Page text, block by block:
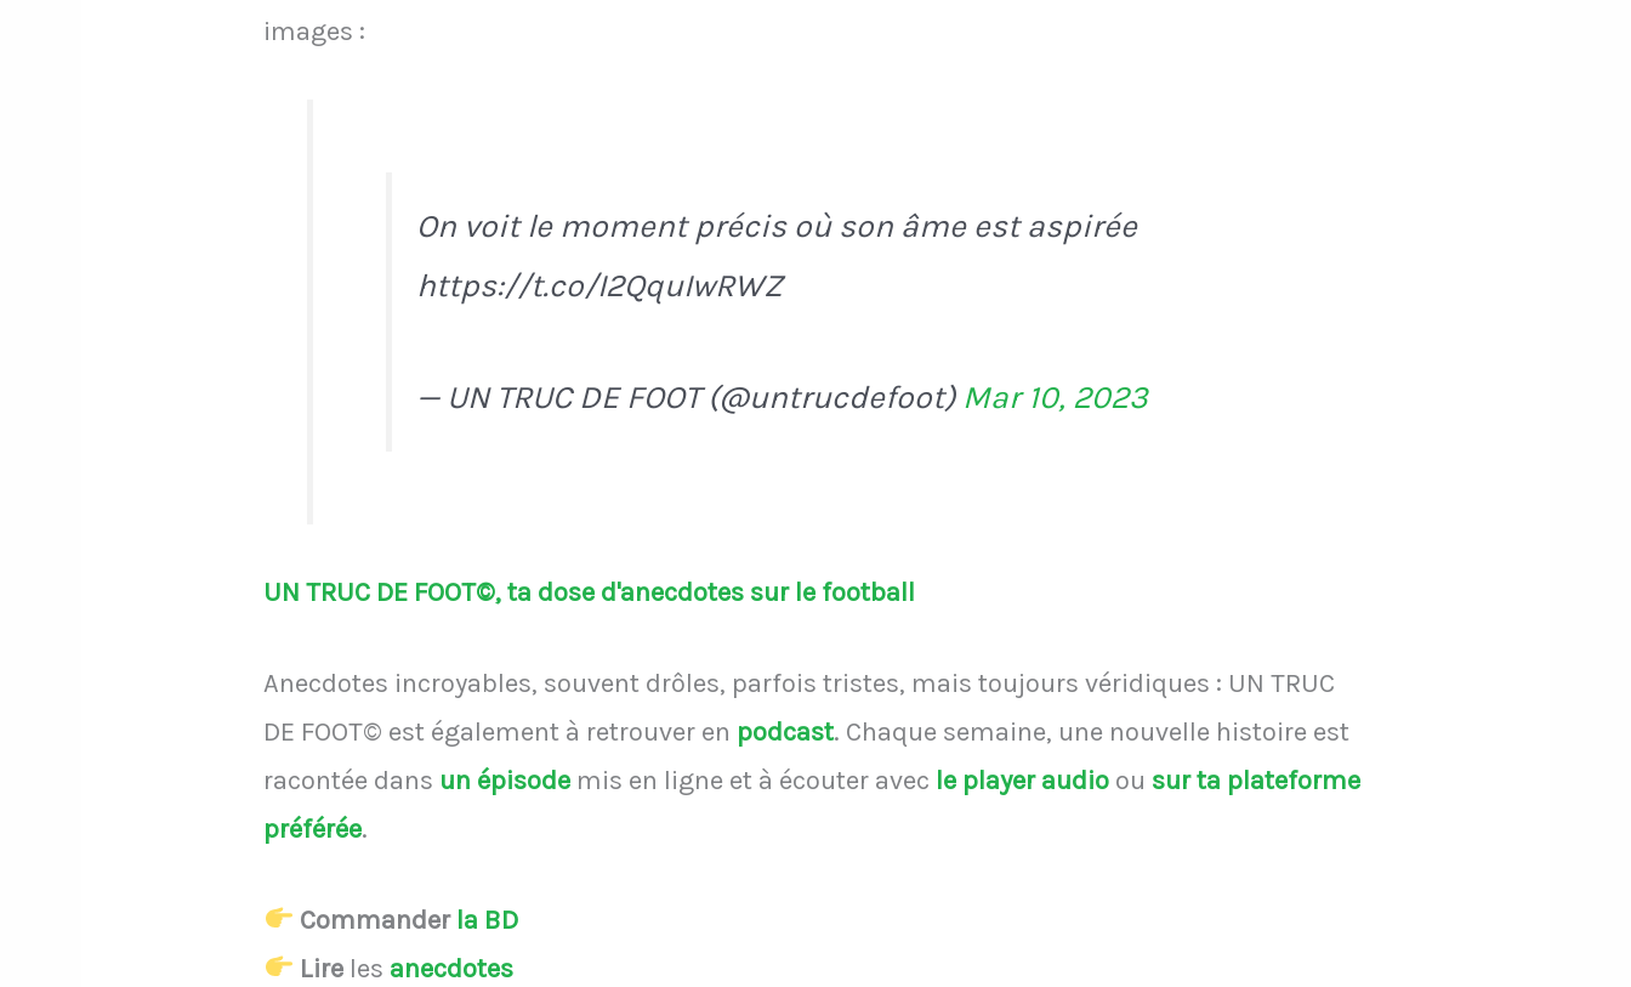
images :
On voit le moment précis où son âme est aspirée
https://t.co/I2QquIwRWZ
— UN TRUC DE FOOT (@untrucdefoot) Mar 10, 2023
UN TRUC DE FOOT©, ta dose d'anecdotes sur le football
Anecdotes incroyables, souvent drôles, parfois tristes, mais toujours véridiques : UN TRUC
DE FOOT© est également à retrouver en podcast. Chaque semaine, une nouvelle histoire est
racontée dans un épisode mis en ligne et à écouter avec le player audio ou sur ta plateforme
préférée.
Commander la BD
Lire les anecdotes